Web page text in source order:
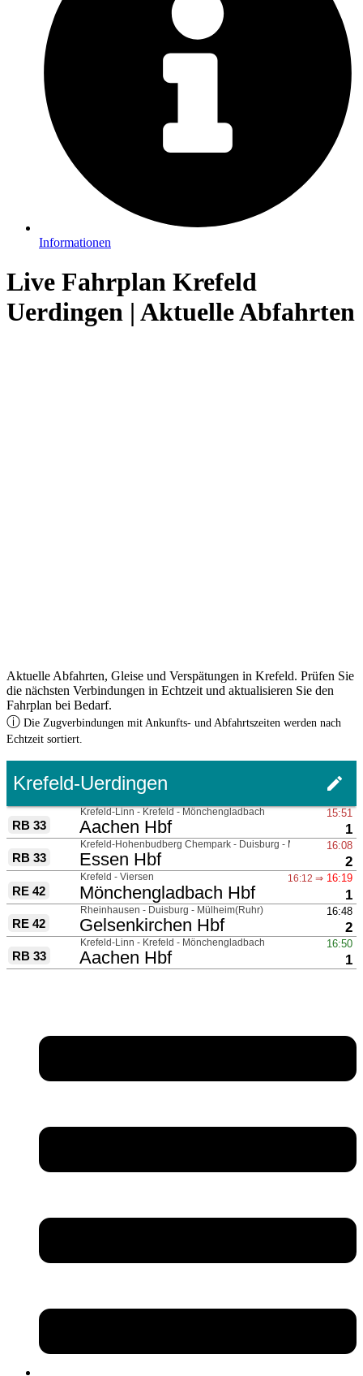
Informationen
Live Fahrplan Krefeld
Uerdingen | Aktuelle Abfahrten
Aktuelle Abfahrten, Gleise und Verspätungen in Krefeld. Prüfen Sie
die nächsten Verbindungen in Echtzeit und aktualisieren Sie den
Fahrplan bei Bedarf.
ⓘ Die Zugverbindungen mit Ankunfts- und Abfahrtszeiten werden nach
Echtzeit sortiert.